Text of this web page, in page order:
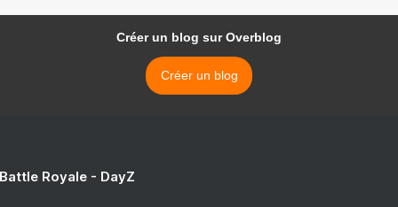
Créer un blog sur Overblog
Créer un blog
Royale - DayZ